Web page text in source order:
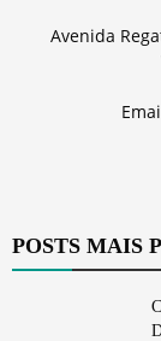
Avenida
POSTS MAIS